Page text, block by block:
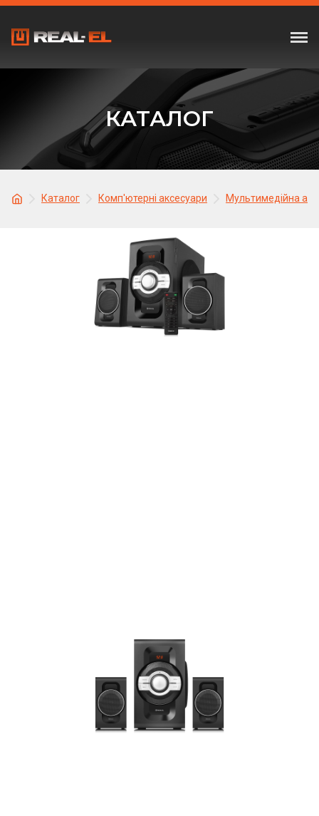
КАТАЛОГ
Каталог Комп'ютерні аксесуари Мультимедійна